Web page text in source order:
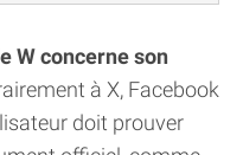
W concerne son
à X, Facebook
doit prouver